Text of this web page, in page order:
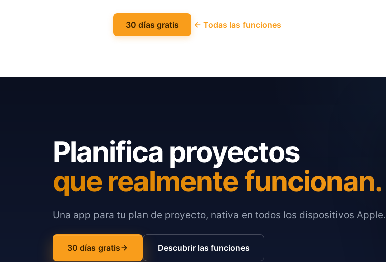
30 días gratis ← Todas las funciones
Planifica proyectos
que realmente funcionan.
Una app para tu plan de proyecto, nativa en todos los dispositivos Apple.
30 días gratis Descubrir las funciones